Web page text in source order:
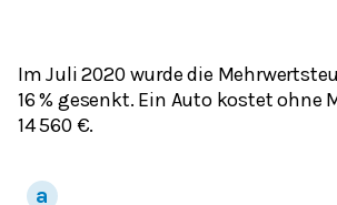
Im Juli 2020 wurde die
16 % gesenkt. Ein Auto kostet ohne
14 560 €.